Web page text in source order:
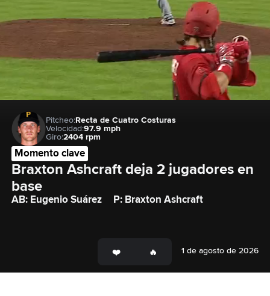
Pitcheo:Recta de Cuatro Costuras
Velocidad:97.9 mph
Giro:2404 rpm
Momento clave
Braxton Ashcraft deja 2 jugadores en
base
AB: Eugenio Suárez P: Braxton Ashcraft
1 de agosto de 2026